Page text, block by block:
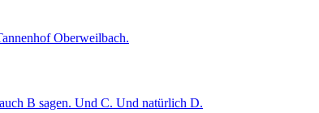
Oberweilbach.
B sagen. Und C. Und natürlich D.